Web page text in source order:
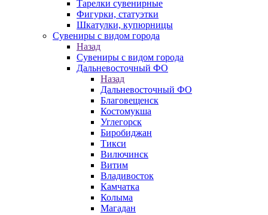
Тарелки сувенирные
Фигурки, статуэтки
Шкатулки, купюрницы
Сувениры с видом города
Назад
Сувениры с видом города
Дальневосточный ФО
Назад
Дальневосточный ФО
Благовещенск
Костомукша
Углегорск
Биробиджан
Тикси
Вилючинск
Витим
Владивосток
Камчатка
Колыма
Магадан